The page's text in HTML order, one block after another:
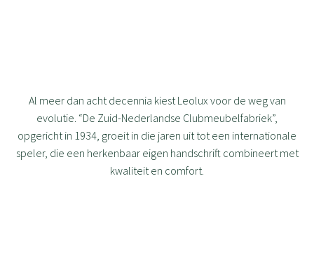
Al meer dan acht decennia kiest Leolux voor de weg van
evolutie. “De Zuid-Nederlandse Clubmeubelfabriek”,
opgericht in 1934, groeit in die jaren uit tot een internationale
speler, die een herkenbaar eigen handschrift combineert met
kwaliteit en comfort.